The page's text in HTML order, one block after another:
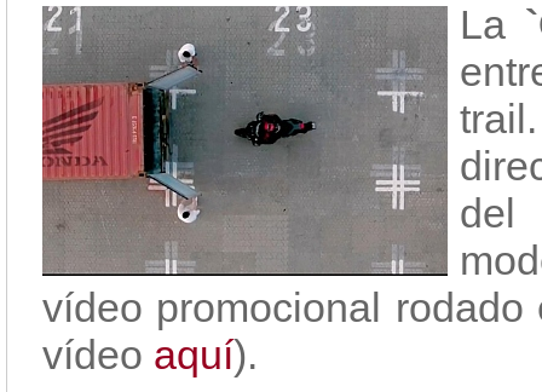
La
del
vídeo promocional
vídeo aquí).